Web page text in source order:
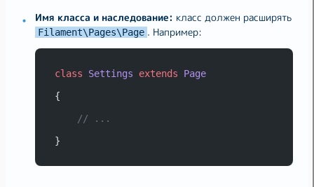
Имя класса и наследование: класс должен расширять
Filament\Pages\Page . Например:
class Settings extends
Page
{
// ...
}